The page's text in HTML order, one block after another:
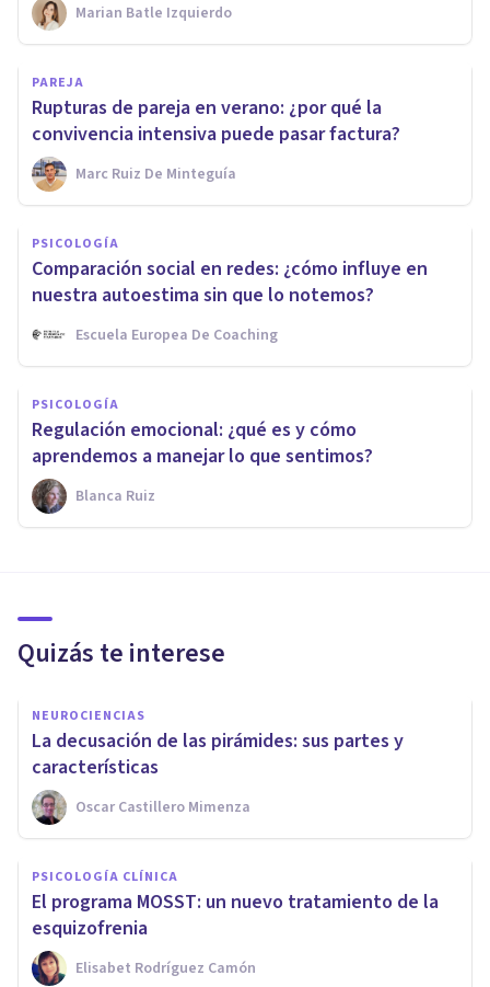
Marian Batle Izquierdo
PAREJA
Rupturas de pareja en verano: ¿por qué la
convivencia intensiva puede pasar factura?
Marc Ruiz De Minteguía
PSICOLOGÍA
Comparación social en redes: ¿cómo influye en
nuestra autoestima sin que lo notemos?
Escuela Europea De Coaching
PSICOLOGÍA
Regulación emocional: ¿qué es y cómo
aprendemos a manejar lo que sentimos?
Blanca Ruiz
Quizás te interese
NEUROCIENCIAS
La decusación de las pirámides: sus partes y
características
Oscar Castillero Mimenza
PSICOLOGÍA CLÍNICA
El programa MOSST: un nuevo tratamiento de la
esquizofrenia
Elisabet Rodríguez Camón